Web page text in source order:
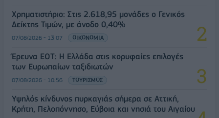
Χρηματιστήριο: Στις 2.618,95 μονάδες ο Γενικός
Δείκτης Τιμών, με άνοδο 0,40%
07/08/2026 - 13:07 ΟΙΚΟΝΟΜΙΑ
Έρευνα ΕΟΤ: Η Ελλάδα στις κορυφαίες επιλογές
των Ευρωπαίων ταξιδιωτών
07/08/2026 - 10:56 ΤΟΥΡΙΣΜΟΣ
Υψηλός κίνδυνος πυρκαγιάς σήμερα σε Αττική,
Κρήτη, Πελοπόννησο, Εύβοια και νησιά του Αιγαίου